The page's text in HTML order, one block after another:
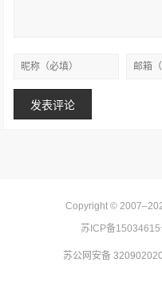
Copyright ©
苏ICP备15034615
苏公网安备